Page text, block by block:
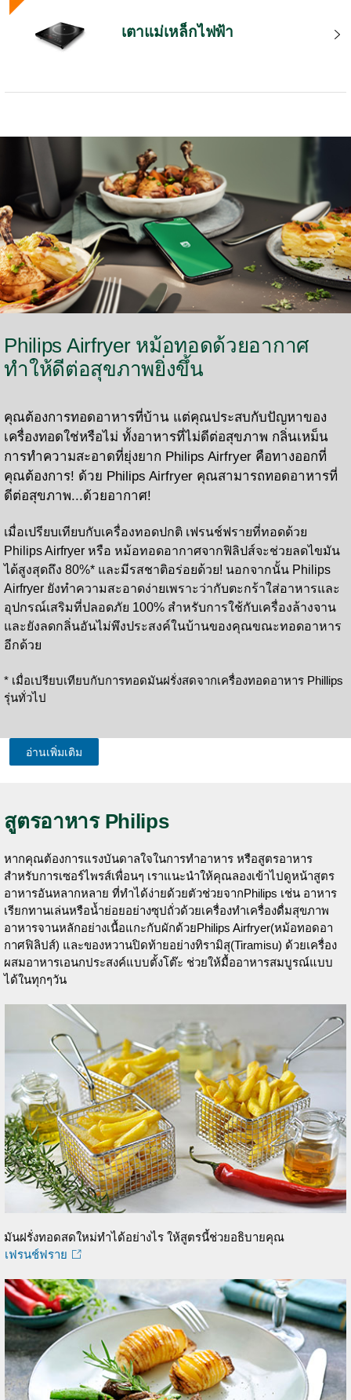
เตาแม่เหล็กไฟฟ้า
Philips Airfryer หม้อทอดด้วยอากาศ
ทำให้ดีต่อสุขภาพยิ่งขึ้น
คุณต้องการทอดอาหารที่บ้าน แต่คุณประสบกับปัญหาของ
เครื่องทอดใช่หรือไม่ ทั้งอาหารที่ไม่ดีต่อสุขภาพ กลิ่นเหม็น
การทำความสะอาดที่ยุ่งยาก Philips Airfryer คือทางออกที่
คุณต้องการ! ด้วย Philips Airfryer คุณสามารถทอดอาหารที่
ดีต่อสุขภาพ...ด้วยอากาศ!
เมื่อเปรียบเทียบกับเครื่องทอดปกติ เฟรนช์ฟรายที่ทอดด้วย
Philips Airfryer หรือ หม้อทอดอากาศจากฟิลิปส์จะช่วยลดไขมัน
ได้สูงสุดถึง 80%* และมีรสชาติอร่อยด้วย! นอกจากนั้น Philips
Airfryer ยังทำความสะอาดง่ายเพราะว่ากับตะกร้าใส่อาหารและ
อุปกรณ์เสริมที่ปลอดภัย 100% สำหรับการใช้กับเครื่องล้างจาน
และยังลดกลิ่นอันไม่พึงประสงค์ในบ้านของคุณขณะทอดอาหาร
อีกด้วย
* เมื่อเปรียบเทียบกับการทอดมันฝรั่งสดจากเครื่องทอดอาหาร Phillips
รุ่นทั่วไป
อ่านเพิ่มเติม
สูตรอาหาร Philips
หากคุณต้องการแรงบันดาลใจในการทำอาหาร หรือสูตรอาหาร
สำหรับการเซอร์ไพรส์เพื่อนๆ เราแนะนำให้คุณลองเข้าไปดูหน้าสูตร
อาหารอันหลากหลาย ที่ทำได้ง่ายด้วยตัวช่วยจากPhilips เช่น อาหาร
เรียกทานเล่นหรือน้ำย่อยอย่างซุปถั่วด้วยเครื่องทำเครื่องดื่มสุขภาพ
อาหารจานหลักอย่างเนื้อแกะกับผักด้วยPhilips Airfryer(หม้อทอดอา
กาศฟิลิปส์) และของหวานปิดท้ายอย่างทิรามิสุ(Tiramisu) ด้วยเครื่อง
ผสมอาหารเอนกประสงค์แบบตั้งโต๊ะ ช่วยให้มื้ออาหารสมบูรณ์แบบ
ได้ในทุกๆวัน
มันฝรั่งทอดสดใหม่ทำได้อย่างไร ให้สูตรนี้ช่วยอธิบายคุณ
เฟรนช์ฟราย